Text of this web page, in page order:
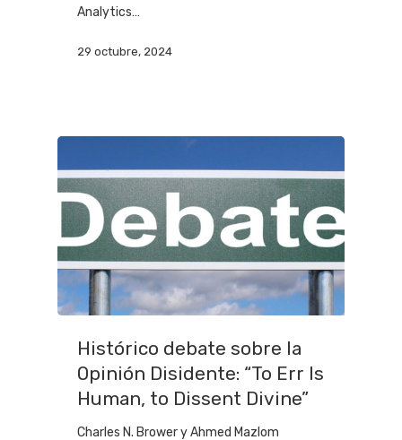
Analytics…
29 octubre, 2024
Histórico debate sobre la
Opinión Disidente: “To Err Is
Human, to Dissent Divine”
Charles N. Brower y Ahmed Mazlom